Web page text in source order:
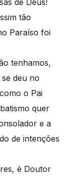
tão
Paraíso foi
tenhamos,
deu no
o Pai
quer
e a
de intenções
é Doutor